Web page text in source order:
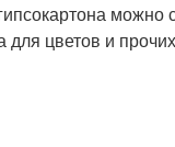
можно
для цветов и